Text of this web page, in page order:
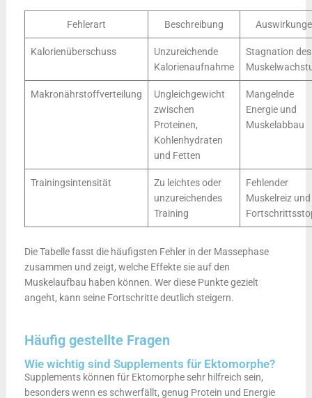
Fehlerart Beschreibung
Kalorienüberschuss
Unzureichende
Kalorienaufnahme
Stagnation des
Makronährstoffverteilung
Ungleichgewicht
zwischen
Proteinen,
Kohlenhydraten
und Fetten
Mangelnde
Energie und
Muskelabbau
Trainingsintensität
Zu leichtes oder
unzureichendes
Training
Fehlender
Muskelreiz und
Die Tabelle fasst die häufigsten Fehler in der Massephase
zusammen und zeigt, welche Effekte sie auf den
Muskelaufbau haben können. Wer diese Punkte gezielt
angeht, kann seine Fortschritte deutlich steigern.
Häufig gestellte Fragen
Wie wichtig sind Supplements für Ektomorphe?
Supplements können für Ektomorphe sehr hilfreich sein,
besonders wenn es schwerfällt, genug Protein und Energie